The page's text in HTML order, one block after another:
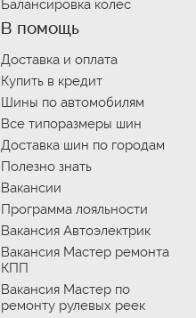
Балансировка колес
В помощь
Доставка и оплата
Купить в кредит
Шины по автомобилям
Все типоразмеры шин
Доставка шин по городам
Полезно знать
Вакансии
Программа лояльности
Вакансия Автоэлектрик
Вакансия Мастер ремонта
КПП
Вакансия Мастер по
ремонту рулевых реек